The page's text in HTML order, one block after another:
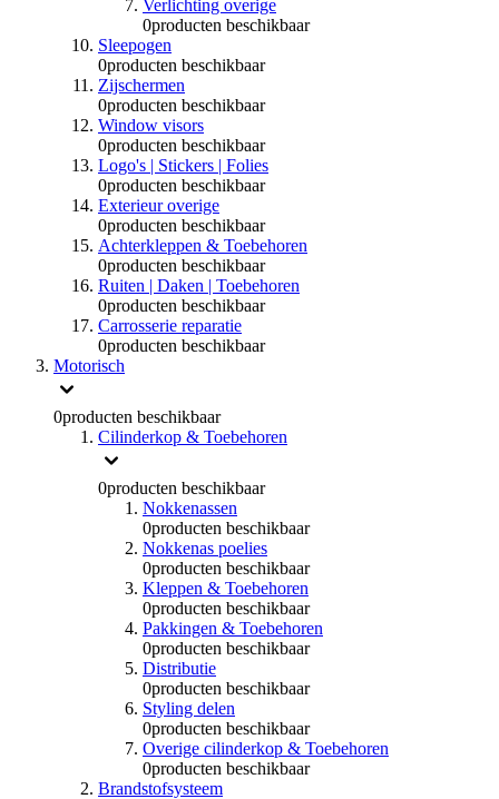
Verlichting overige
0producten beschikbaar
Sleepogen
0producten beschikbaar
Zijschermen
0producten beschikbaar
Window visors
0producten beschikbaar
Logo's | Stickers | Folies
0producten beschikbaar
Exterieur overige
0producten beschikbaar
Achterkleppen & Toebehoren
0producten beschikbaar
Ruiten | Daken | Toebehoren
0producten beschikbaar
Carrosserie reparatie
0producten beschikbaar
Motorisch
0producten beschikbaar
Cilinderkop & Toebehoren
0producten beschikbaar
Nokkenassen
0producten beschikbaar
Nokkenas poelies
0producten beschikbaar
Kleppen & Toebehoren
0producten beschikbaar
Pakkingen & Toebehoren
0producten beschikbaar
Distributie
0producten beschikbaar
Styling delen
0producten beschikbaar
Overige cilinderkop & Toebehoren
0producten beschikbaar
Brandstofsysteem